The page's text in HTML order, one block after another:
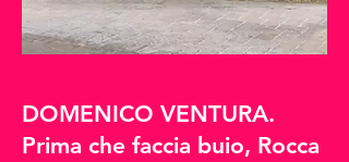
DOMENICO VENTURA.
Prima che faccia buio, Rocca